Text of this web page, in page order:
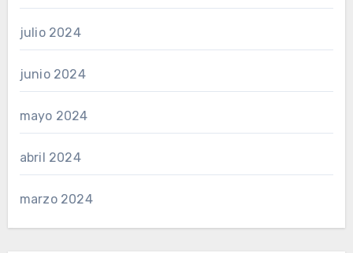
julio 2024
junio 2024
mayo 2024
abril 2024
marzo 2024